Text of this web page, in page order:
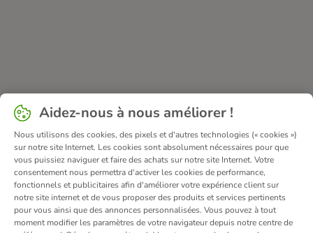
Aidez-nous à nous améliorer !
Nous utilisons des cookies, des pixels et d'autres technologies (« cookies »)
sur notre site Internet. Les cookies sont absolument nécessaires pour que
vous puissiez naviguer et faire des achats sur notre site Internet. Votre
consentement nous permettra d'activer les cookies de performance,
fonctionnels et publicitaires afin d'améliorer votre expérience client sur
notre site internet et de vous proposer des produits et services pertinents
pour vous ainsi que des annonces personnalisées. Vous pouvez à tout
moment modifier les paramètres de votre navigateur depuis notre centre de